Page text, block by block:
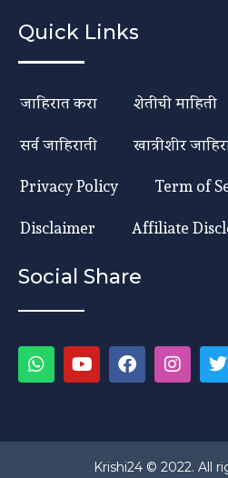
Quick Links
जाहिरात करा शेतीची माहिती
सर्व जाहिराती
खात्रीशीर
Privacy Policy
Term of
Disclaimer
Affiliate
Social Share
Krishi24 © 2022. All